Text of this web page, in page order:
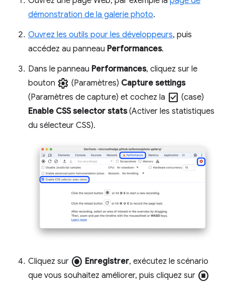
démonstration de la galerie photo.
Ouvrez les outils pour les développeurs, puis
accédez au panneau Performances.
Dans le panneau Performances, cliquez sur le
bouton settings (Paramètres) Capture settings
(Paramètres de capture) et cochez la check_box (case)
Enable CSS selector stats(Activer les statistiques
du sélecteur CSS).
Cliquez sur radio_button_checked Enregistrer, exécutez le scénario
que vous souhaitez améliorer, puis cliquez sur stop_circle